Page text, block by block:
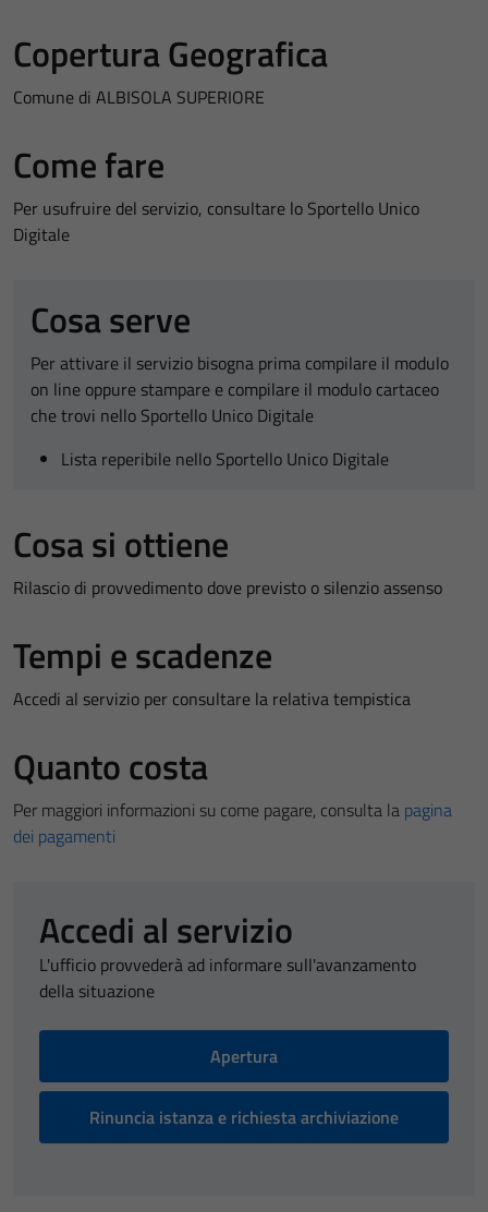
Copertura Geografica
Comune di ALBISOLA SUPERIORE
Come fare
Per usufruire del servizio, consultare lo Sportello Unico
Digitale
Cosa serve
Per attivare il servizio bisogna prima compilare il modulo
on line oppure stampare e compilare il modulo cartaceo
che trovi nello Sportello Unico Digitale
Lista reperibile nello Sportello Unico Digitale
Cosa si ottiene
Rilascio di provvedimento dove previsto o silenzio assenso
Tempi e scadenze
Accedi al servizio per consultare la relativa tempistica
Quanto costa
Per maggiori informazioni su come pagare, consulta la pagina
dei pagamenti
Accedi al servizio
L'ufficio provvederà ad informare sull'avanzamento
della situazione
Apertura
Rinuncia istanza e richiesta archiviazione